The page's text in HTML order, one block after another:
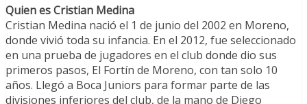
Quien es Cristian Medina
Cristian Medina nació el 1 de junio del 2002 en Moreno,
donde vivió toda su infancia. En el 2012, fue seleccionado
en una prueba de jugadores en el club donde dio sus
primeros pasos, El Fortín de Moreno, con tan solo 10
años. Llegó a Boca Juniors para formar parte de las
divisiones inferiores del club, de la mano de Diego